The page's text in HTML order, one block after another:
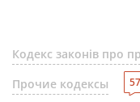
Кодекс законів про
Прочие кодексы